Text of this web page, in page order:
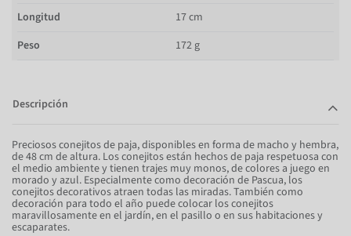
Longitud
17 cm
Peso
172 g
Descripción
Preciosos conejitos de paja, disponibles en forma de macho y hembra,
de 48 cm de altura. Los conejitos están hechos de paja respetuosa con
el medio ambiente y tienen trajes muy monos, de colores a juego en
morado y azul. Especialmente como decoración de Pascua, los
conejitos decorativos atraen todas las miradas. También como
decoración para todo el año puede colocar los conejitos
maravillosamente en el jardín, en el pasillo o en sus habitaciones y
escaparates.